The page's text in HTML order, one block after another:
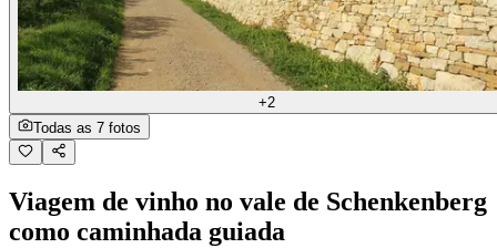
+2
Todas as 7 fotos
Viagem de vinho no vale de Schenkenberg
como caminhada guiada